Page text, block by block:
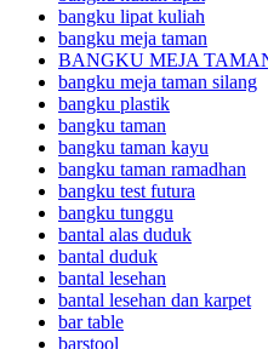
bangku lipat kuliah
bangku meja taman
BANGKU MEJA
bangku meja taman silang
bangku plastik
bangku taman
bangku taman kayu
bangku taman ramadhan
bangku test futura
bangku tunggu
bantal alas duduk
bantal duduk
bantal lesehan
bantal lesehan dan karpet
bar table
barstool